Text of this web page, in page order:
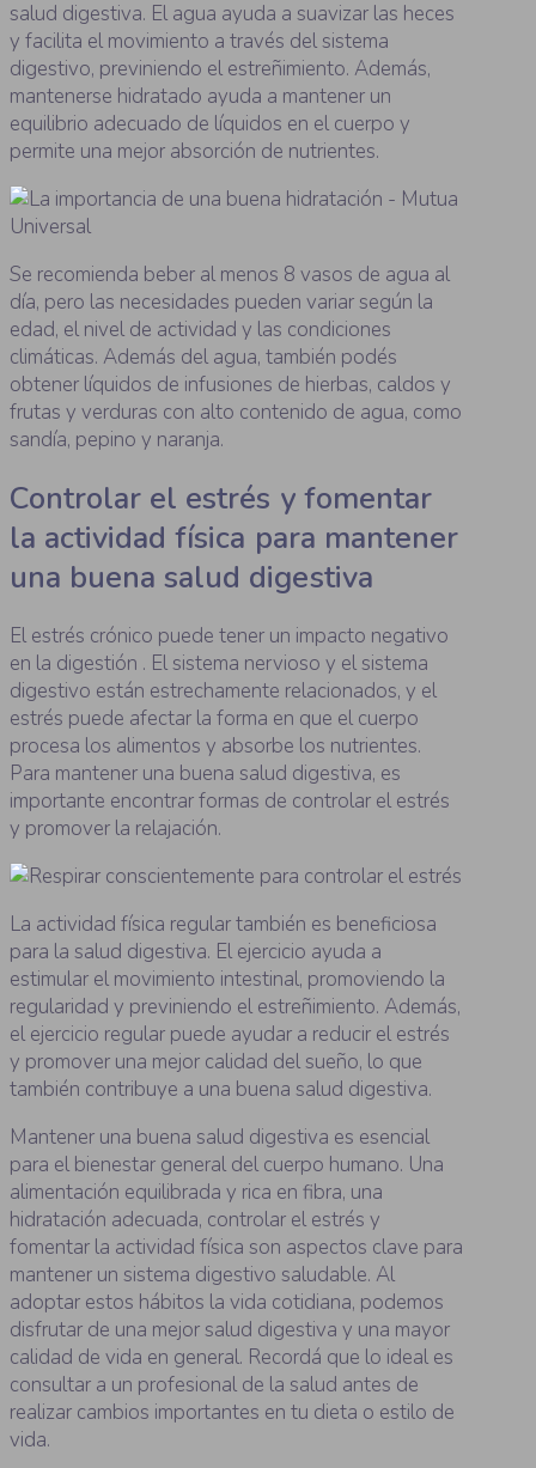
salud digestiva. El agua ayuda a suavizar las heces
y facilita el movimiento a través del sistema
digestivo, previniendo el estreñimiento. Además,
mantenerse hidratado ayuda a mantener un
equilibrio adecuado de líquidos en el cuerpo y
permite una mejor absorción de nutrientes.
Se recomienda beber al menos 8 vasos de agua al
día, pero las necesidades pueden variar según la
edad, el nivel de actividad y las condiciones
climáticas. Además del agua, también podés
obtener líquidos de infusiones de hierbas, caldos y
frutas y verduras con alto contenido de agua, como
sandía, pepino y naranja.
Controlar el estrés y fomentar
la actividad física para mantener
una buena salud digestiva
El estrés crónico puede tener un impacto negativo
en la digestión . El sistema nervioso y el sistema
digestivo están estrechamente relacionados, y el
estrés puede afectar la forma en que el cuerpo
procesa los alimentos y absorbe los nutrientes.
Para mantener una buena salud digestiva, es
importante encontrar formas de controlar el estrés
y promover la relajación.
La actividad física regular también es beneficiosa
para la salud digestiva. El ejercicio ayuda a
estimular el movimiento intestinal, promoviendo la
regularidad y previniendo el estreñimiento. Además,
el ejercicio regular puede ayudar a reducir el estrés
y promover una mejor calidad del sueño, lo que
también contribuye a una buena salud digestiva.
Mantener una buena salud digestiva es esencial
para el bienestar general del cuerpo humano. Una
alimentación equilibrada y rica en fibra, una
hidratación adecuada, controlar el estrés y
fomentar la actividad física son aspectos clave para
mantener un sistema digestivo saludable. Al
adoptar estos hábitos la vida cotidiana, podemos
disfrutar de una mejor salud digestiva y una mayor
calidad de vida en general. Recordá que lo ideal es
consultar a un profesional de la salud antes de
realizar cambios importantes en tu dieta o estilo de
vida.